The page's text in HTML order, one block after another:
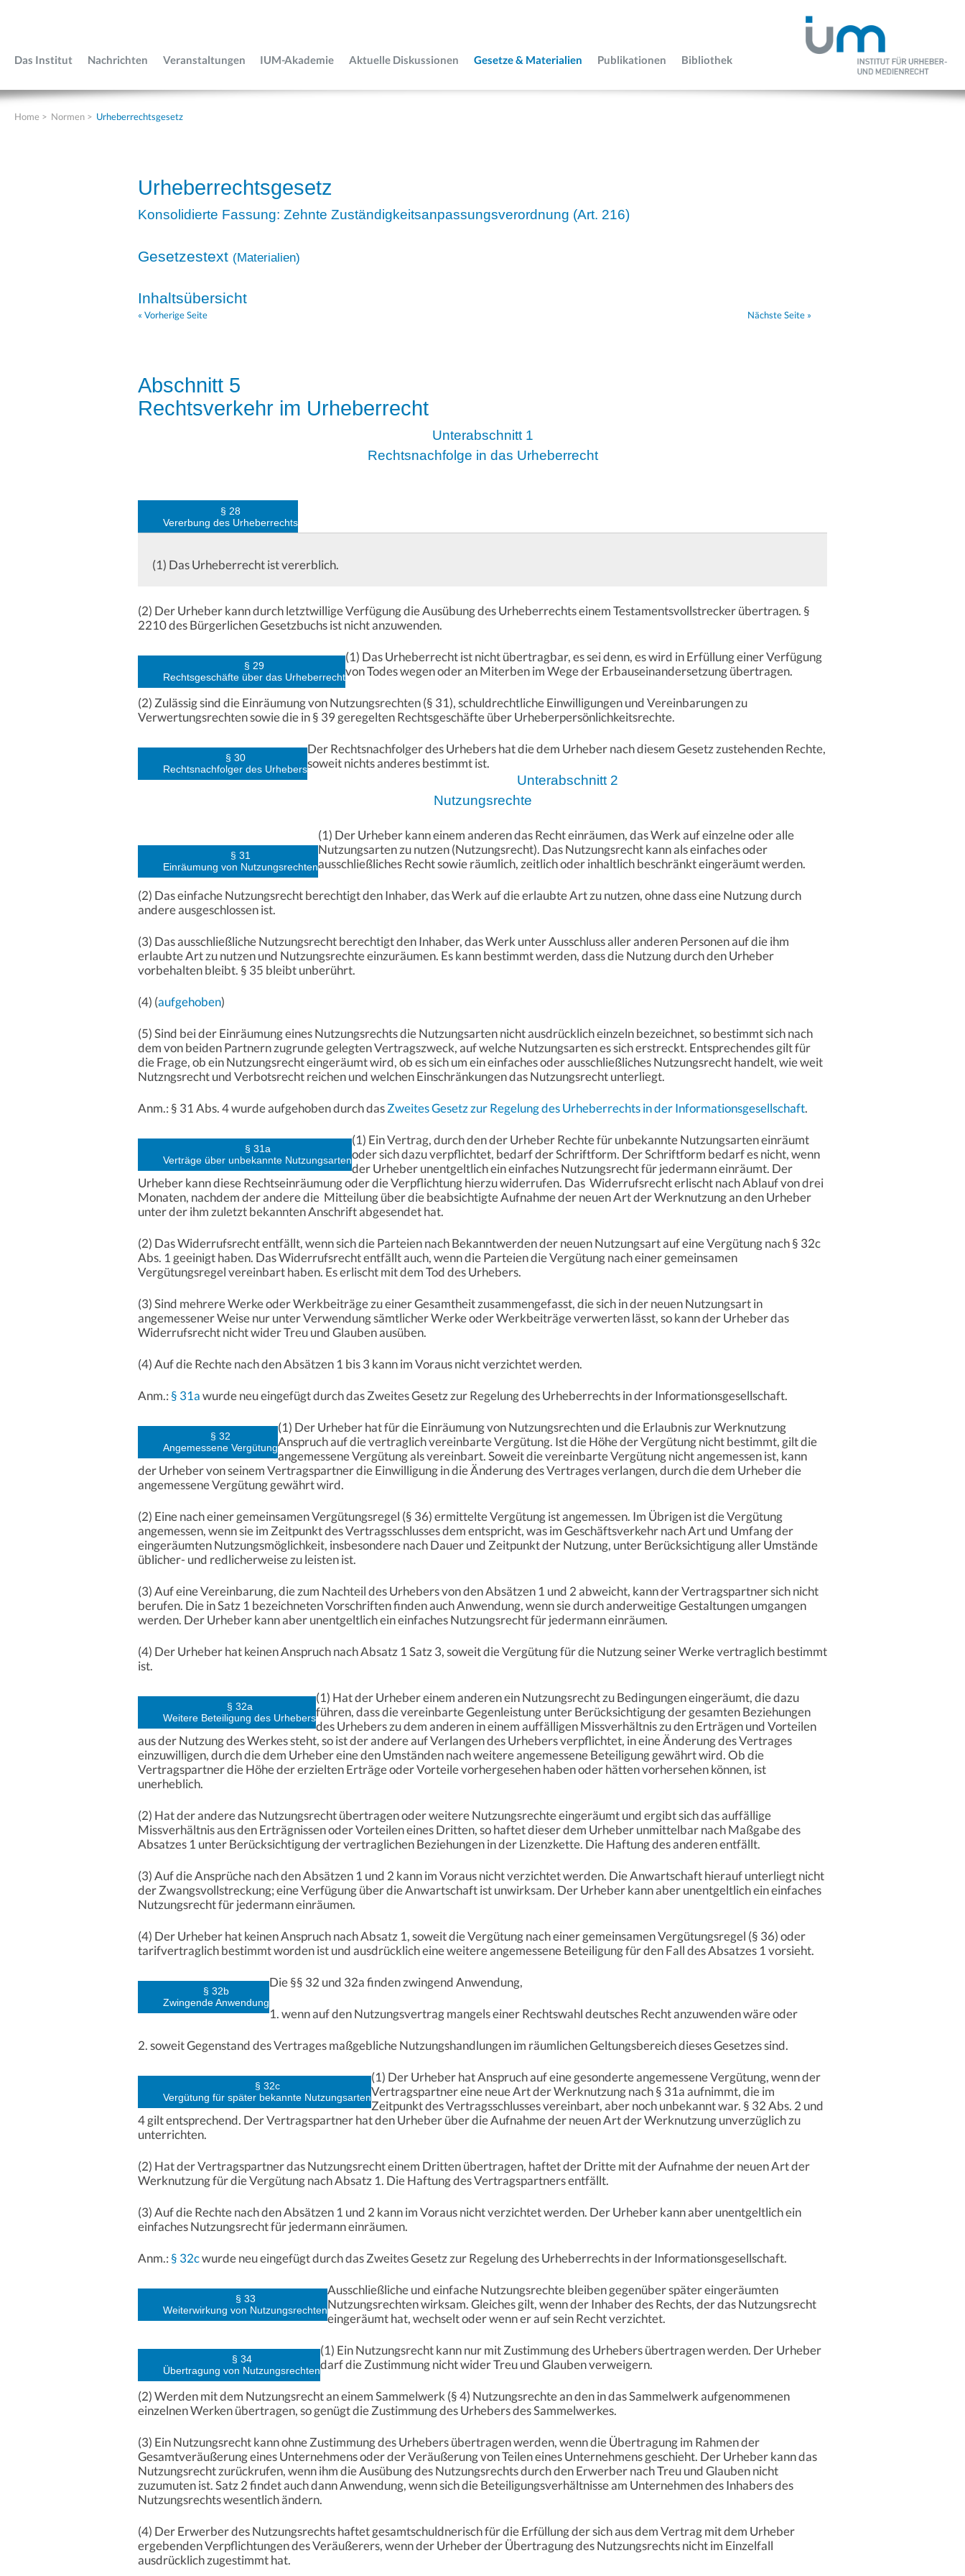
Das Institut Nachrichten Veranstaltungen IUM-Akademie Aktuelle Diskussionen Gesetze & Materialien Publikationen Bibliothek
Home > Normen > Urheberrechtsgesetz
Urheberrechtsgesetz
Konsolidierte Fassung: Zehnte Zuständigkeitsanpassungsverordnung (Art. 216)
Gesetzestext (Materialien)
Inhaltsübersicht
« Vorherige Seite Nächste Seite »
Abschnitt 5
Rechtsverkehr im Urheberrecht
Unterabschnitt 1
Rechtsnachfolge in das Urheberrecht
§ 28
Vererbung des Urheberrechts
(1) Das Urheberrecht ist vererblich.
(2) Der Urheber kann durch letztwillige Verfügung die Ausübung des Urheberrechts einem Testamentsvollstrecker übertragen. §
2210 des Bürgerlichen Gesetzbuchs ist nicht anzuwenden.
§ 29
Rechtsgeschäfte über das Urheberrecht
(1) Das Urheberrecht ist nicht übertragbar, es sei denn, es wird in Erfüllung einer Verfügung
von Todes wegen oder an Miterben im Wege der Erbauseinandersetzung übertragen.
(2) Zulässig sind die Einräumung von Nutzungsrechten (§ 31), schuldrechtliche Einwilligungen und Vereinbarungen zu
Verwertungsrechten sowie die in § 39 geregelten Rechtsgeschäfte über Urheberpersönlichkeitsrechte.
§ 30
Rechtsnachfolger des Urhebers
Der Rechtsnachfolger des Urhebers hat die dem Urheber nach diesem Gesetz zustehenden Rechte,
soweit nichts anderes bestimmt ist.
Unterabschnitt 2
Nutzungsrechte
§ 31
Einräumung von Nutzungsrechten
(1) Der Urheber kann einem anderen das Recht einräumen, das Werk auf einzelne oder alle
Nutzungsarten zu nutzen (Nutzungsrecht). Das Nutzungsrecht kann als einfaches oder
ausschließliches Recht sowie räumlich, zeitlich oder inhaltlich beschränkt eingeräumt werden.
(2) Das einfache Nutzungsrecht berechtigt den Inhaber, das Werk auf die erlaubte Art zu nutzen, ohne dass eine Nutzung durch
andere ausgeschlossen ist.
(3) Das ausschließliche Nutzungsrecht berechtigt den Inhaber, das Werk unter Ausschluss aller anderen Personen auf die ihm
erlaubte Art zu nutzen und Nutzungsrechte einzuräumen. Es kann bestimmt werden, dass die Nutzung durch den Urheber
vorbehalten bleibt. § 35 bleibt unberührt.
(4) (aufgehoben)
(5) Sind bei der Einräumung eines Nutzungsrechts die Nutzungsarten nicht ausdrücklich einzeln bezeichnet, so bestimmt sich nach
dem von beiden Partnern zugrunde gelegten Vertragszweck, auf welche Nutzungsarten es sich erstreckt. Entsprechendes gilt für
die Frage, ob ein Nutzungsrecht eingeräumt wird, ob es sich um ein einfaches oder ausschließliches Nutzungsrecht handelt, wie weit
Nutzngsrecht und Verbotsrecht reichen und welchen Einschränkungen das Nutzungsrecht unterliegt.
Anm.: § 31 Abs. 4 wurde aufgehoben durch dasZweites Gesetz zur Regelung des Urheberrechts in der Informationsgesellschaft.
§ 31a
Verträge über unbekannte Nutzungsarten
(1) Ein Vertrag, durch den der Urheber Rechte für unbekannte Nutzungsarten einräumt
oder sich dazu verpflichtet, bedarf der Schriftform. Der Schriftform bedarf es nicht, wenn
der Urheber unentgeltlich ein einfaches Nutzungsrecht für jedermann einräumt. Der
Urheber kann diese Rechtseinräumung oder die Verpflichtung hierzu widerrufen. Das Widerrufsrecht erlischt nach Ablauf von drei
Monaten, nachdem der andere die Mitteilung über die beabsichtigte Aufnahme der neuen Art der Werknutzung an den Urheber
unter der ihm zuletzt bekannten Anschrift abgesendet hat.
(2) Das Widerrufsrecht entfällt, wenn sich die Parteien nach Bekanntwerden der neuen Nutzungsart auf eine Vergütung nach § 32c
Abs. 1 geeinigt haben. Das Widerrufsrecht entfällt auch, wenn die Parteien die Vergütung nach einer gemeinsamen
Vergütungsregel vereinbart haben. Es erlischt mit dem Tod des Urhebers.
(3) Sind mehrere Werke oder Werkbeiträge zu einer Gesamtheit zusammengefasst, die sich in der neuen Nutzungsart in
angemessener Weise nur unter Verwendung sämtlicher Werke oder Werkbeiträge verwerten lässt, so kann der Urheber das
Widerrufsrecht nicht wider Treu und Glauben ausüben.
(4) Auf die Rechte nach den Absätzen 1 bis 3 kann im Voraus nicht verzichtet werden.
Anm.:§ 31awurde neu eingefügt durch das Zweites Gesetz zur Regelung des Urheberrechts in der Informationsgesellschaft.
§ 32
Angemessene Vergütung
(1) Der Urheber hat für die Einräumung von Nutzungsrechten und die Erlaubnis zur Werknutzung
Anspruch auf die vertraglich vereinbarte Vergütung. Ist die Höhe der Vergütung nicht bestimmt, gilt die
angemessene Vergütung als vereinbart. Soweit die vereinbarte Vergütung nicht angemessen ist, kann
der Urheber von seinem Vertragspartner die Einwilligung in die Änderung des Vertrages verlangen, durch die dem Urheber die
angemessene Vergütung gewährt wird.
(2) Eine nach einer gemeinsamen Vergütungsregel (§ 36) ermittelte Vergütung ist angemessen. Im Übrigen ist die Vergütung
angemessen, wenn sie im Zeitpunkt des Vertragsschlusses dem entspricht, was im Geschäftsverkehr nach Art und Umfang der
eingeräumten Nutzungsmöglichkeit, insbesondere nach Dauer und Zeitpunkt der Nutzung, unter Berücksichtigung aller Umstände
üblicher- und redlicherweise zu leisten ist.
(3) Auf eine Vereinbarung, die zum Nachteil des Urhebers von den Absätzen 1 und 2 abweicht, kann der Vertragspartner sich nicht
berufen. Die in Satz 1 bezeichneten Vorschriften finden auch Anwendung, wenn sie durch anderweitige Gestaltungen umgangen
werden. Der Urheber kann aber unentgeltlich ein einfaches Nutzungsrecht für jedermann einräumen.
(4) Der Urheber hat keinen Anspruch nach Absatz 1 Satz 3, soweit die Vergütung für die Nutzung seiner Werke vertraglich bestimmt
ist.
§ 32a
Weitere Beteiligung des Urhebers
(1) Hat der Urheber einem anderen ein Nutzungsrecht zu Bedingungen eingeräumt, die dazu
führen, dass die vereinbarte Gegenleistung unter Berücksichtigung der gesamten Beziehungen
des Urhebers zu dem anderen in einem auffälligen Missverhältnis zu den Erträgen und Vorteilen
aus der Nutzung des Werkes steht, so ist der andere auf Verlangen des Urhebers verpflichtet, in eine Änderung des Vertrages
einzuwilligen, durch die dem Urheber eine den Umständen nach weitere angemessene Beteiligung gewährt wird. Ob die
Vertragspartner die Höhe der erzielten Erträge oder Vorteile vorhergesehen haben oder hätten vorhersehen können, ist
unerheblich.
(2) Hat der andere das Nutzungsrecht übertragen oder weitere Nutzungsrechte eingeräumt und ergibt sich das auffällige
Missverhältnis aus den Erträgnissen oder Vorteilen eines Dritten, so haftet dieser dem Urheber unmittelbar nach Maßgabe des
Absatzes 1 unter Berücksichtigung der vertraglichen Beziehungen in der Lizenzkette. Die Haftung des anderen entfällt.
(3) Auf die Ansprüche nach den Absätzen 1 und 2 kann im Voraus nicht verzichtet werden. Die Anwartschaft hierauf unterliegt nicht
der Zwangsvollstreckung; eine Verfügung über die Anwartschaft ist unwirksam. Der Urheber kann aber unentgeltlich ein einfaches
Nutzungsrecht für jedermann einräumen.
(4) Der Urheber hat keinen Anspruch nach Absatz 1, soweit die Vergütung nach einer gemeinsamen Vergütungsregel (§ 36) oder
tarifvertraglich bestimmt worden ist und ausdrücklich eine weitere angemessene Beteiligung für den Fall des Absatzes 1 vorsieht.
§ 32b
Zwingende Anwendung
Die §§ 32 und 32a finden zwingend Anwendung,
1. wenn auf den Nutzungsvertrag mangels einer Rechtswahl deutsches Recht anzuwenden wäre oder
2. soweit Gegenstand des Vertrages maßgebliche Nutzungshandlungen im räumlichen Geltungsbereich dieses Gesetzes sind.
§ 32c
Vergütung für später bekannte Nutzungsarten
(1) Der Urheber hat Anspruch auf eine gesonderte angemessene Vergütung, wenn der
Vertragspartner eine neue Art der Werknutzung nach § 31a aufnimmt, die im
Zeitpunkt des Vertragsschlusses vereinbart, aber noch unbekannt war. § 32 Abs. 2 und
4 gilt entsprechend. Der Vertragspartner hat den Urheber über die Aufnahme der neuen Art der Werknutzung unverzüglich zu
unterrichten.
(2) Hat der Vertragspartner das Nutzungsrecht einem Dritten übertragen, haftet der Dritte mit der Aufnahme der neuen Art der
Werknutzung für die Vergütung nach Absatz 1. Die Haftung des Vertragspartners entfällt.
(3) Auf die Rechte nach den Absätzen 1 und 2 kann im Voraus nicht verzichtet werden. Der Urheber kann aber unentgeltlich ein
einfaches Nutzungsrecht für jedermann einräumen.
Anm.:§ 32cwurde neu eingefügt durch das Zweites Gesetz zur Regelung des Urheberrechts in der Informationsgesellschaft.
§ 33
Weiterwirkung von Nutzungsrechten
Ausschließliche und einfache Nutzungsrechte bleiben gegenüber später eingeräumten
Nutzungsrechten wirksam. Gleiches gilt, wenn der Inhaber des Rechts, der das Nutzungsrecht
eingeräumt hat, wechselt oder wenn er auf sein Recht verzichtet.
§ 34
Übertragung von Nutzungsrechten
(1) Ein Nutzungsrecht kann nur mit Zustimmung des Urhebers übertragen werden. Der Urheber
darf die Zustimmung nicht wider Treu und Glauben verweigern.
(2) Werden mit dem Nutzungsrecht an einem Sammelwerk (§ 4) Nutzungsrechte an den in das Sammelwerk aufgenommenen
einzelnen Werken übertragen, so genügt die Zustimmung des Urhebers des Sammelwerkes.
(3) Ein Nutzungsrecht kann ohne Zustimmung des Urhebers übertragen werden, wenn die Übertragung im Rahmen der
Gesamtveräußerung eines Unternehmens oder der Veräußerung von Teilen eines Unternehmens geschieht. Der Urheber kann das
Nutzungsrecht zurückrufen, wenn ihm die Ausübung des Nutzungsrechts durch den Erwerber nach Treu und Glauben nicht
zuzumuten ist. Satz 2 findet auch dann Anwendung, wenn sich die Beteiligungsverhältnisse am Unternehmen des Inhabers des
Nutzungsrechts wesentlich ändern.
(4) Der Erwerber des Nutzungsrechts haftet gesamtschuldnerisch für die Erfüllung der sich aus dem Vertrag mit dem Urheber
ergebenden Verpflichtungen des Veräußerers, wenn der Urheber der Übertragung des Nutzungsrechts nicht im Einzelfall
ausdrücklich zugestimmt hat.